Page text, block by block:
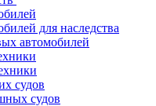
для наследства
автомобилей
судов
судов